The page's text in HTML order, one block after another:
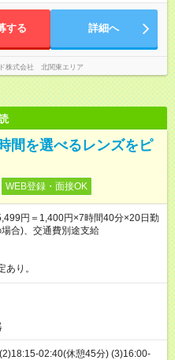
する 詳細へ
株式会社 北関東エリア
間を選べるレンズをピ
WEB登録・面接OK
円＝1,400円×7時間40分×20日勤
合)、交通費別途支給
あり。
02:40(休憩45分) (3)16:00-